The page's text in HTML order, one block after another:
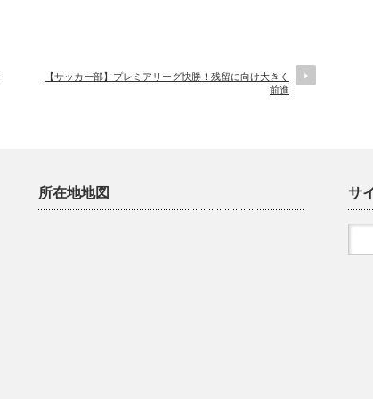
【サッカー部】プレミアリーグ快勝！残留に向け大きく
前進
所在地地図 サ